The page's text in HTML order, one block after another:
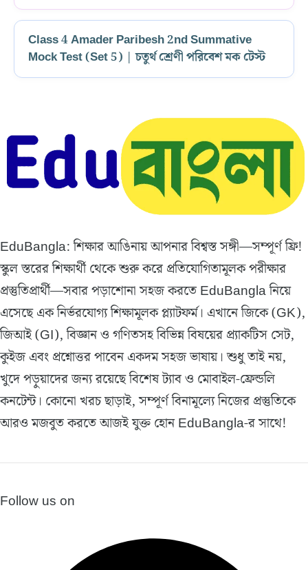
Class 4 Amader Paribesh 2nd Summative
Mock Test (Set 5) | চতুর্থ শ্রেণী পরিবেশ মক টেস্ট
EduBangla: শিক্ষার আঙিনায় আপনার বিশ্বস্ত সঙ্গী—সম্পূর্ণ ফ্রি!
স্কুল স্তরের শিক্ষার্থী থেকে শুরু করে প্রতিযোগিতামূলক পরীক্ষার
প্রস্তুতিপ্রার্থী—সবার পড়াশোনা সহজ করতে EduBangla নিয়ে
এসেছে এক নির্ভরযোগ্য শিক্ষামূলক প্ল্যাটফর্ম। এখানে জিকে (GK),
জিআই (GI), বিজ্ঞান ও গণিতসহ বিভিন্ন বিষয়ের প্র্যাকটিস সেট,
কুইজ এবং প্রশ্নোত্তর পাবেন একদম সহজ ভাষায়। শুধু তাই নয়,
খুদে পড়ুয়াদের জন্য রয়েছে বিশেষ ট্যাব ও মোবাইল-ফ্রেন্ডলি
কনটেন্ট। কোনো খরচ ছাড়াই, সম্পূর্ণ বিনামূল্যে নিজের প্রস্তুতিকে
আরও মজবুত করতে আজই যুক্ত হোন EduBangla-র সাথে!
Follow us on